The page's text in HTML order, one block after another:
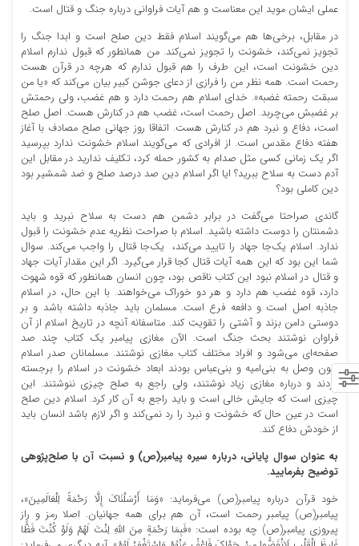
عملی ایشان موید این معناست و هم آیات فراوانی درباره جنگ و قتال است.
در مقابل، برخی‌ها هم می‌گویند اسلام فقط دین صلح است و ابدا جنگ را
تجویز نمی‌کند، خشونت را تجویز نمی‌کند. من همانطور که قبول ندارم اسلام
دین خشونت است، این طرف را هم قبول ندارم که هرچه در قرآن هست
رحمت است. همه نظر من را فرازی از دعای جوشن کبیر بیان می‌کند که «یا من
سبقت رحمته غضبه». خدای اسلام هم رحمت دارد و هم غضب، ولی رحمتش
بر غضبش می‌چربد. اصل رحمت است، غضب هم در کنارش هست. اصل صلح
است، دفاع و نبرد هم در کنارش هست. اتفاقا روز جهانی صلح مصادف با آغاز
هفته دفاع مقدس است. از افرادی که می‌گویند اسلام خشونت ندارد بپرسید
اگر یک زمانی کسی مثل صدام به کشور حمله کرد، تکلیف ندارید در مقابل این
آدم دست به سلاح ببرید؟ ایا اگر اسلام دین صد درصد صلح و ضد شمشیر بود
دین کاملی بود؟
گاندی صراحتا می‌گفت در برابر دشمن هم دست به سلاح نبرید و باید
دشمنتان را دوست داشته باشید. اسلام با صراحت نظریه عدم خشونت را قبول
ندارد. اسلام یک‌جا جهاد را تایید می‌کند، یک‌جا قتال را واجب می‌کند. سوال
شما این بود که این همه آیات قتال کجا قرار می‌گیرد. اگر این مقدار آیات جهاد
و قتال در اسلام نبود این کتاب ناقص بود، چون انسان همانطور که قوه شهوت
دارد، قوه غضب هم دارد و هر دو خوراک می‌خواهند. با این حال، در اسلام
جاذبه اصل است و دافعه فرع است. مسلمان باید جاذبه داشته باشد و بر
دوستی دامن بزند و آشتی را تقویت کند. متاسفانه آنچه در تاریخ اسلام از آن
فراوان نوشتند بحث جنگ است. الآن مغازی پیامبر یک کتاب چند صد
صفحه‌ای می‌شود و افراد مختلف کتاب مغازی نوشتند. مسلمانان صدر اسلام
چون وصل به بنی‌امیه و بنی‌عباس بودند ابعاد خشونت در اسلام را برجسته
کردند و درباره مغازی زیاد نوشتند، ولی راجع به صلح چیزی ننوشتند. این
چیزی است که جایش خالی است و باید راجع به آن کار کرد. اسلام دین صلح
است در عین حال که خشونت و نبرد را رد نمی‌کند و اگر لازم باشد انسان باید
از خودش دفاع کند.
به عنوان سوال پایانی، درباره سیره پیامبر(ص) و نسبت آن با صلح‌پژوهی
توضیح بفرمایید.
خود قرآن درباره پیامبر(ص) می‌فرماید: «وَمَا أَرْسَلْنَاكَ إِلَّا رَحْمَةً لِلْعَالَمِينَ»،
پیامبر(ص) پیامبر رحمت است، آن هم برای همه جهانیان. اصلا رمز و راز
پیروزی پیامبر(ص) چه بوده است: «فَبِمَا رَحْمَةٍ مِنَ اللَّهِ لِنْتَ لَهُمْ وَلَوْ كُنْتَ فَظًّا